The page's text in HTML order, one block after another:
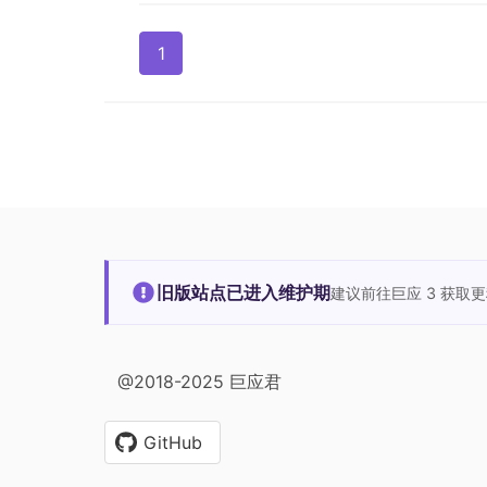
1
旧版站点已进入维护期建议前往巨应 3 获取
@2018-2025 巨应君
GitHub